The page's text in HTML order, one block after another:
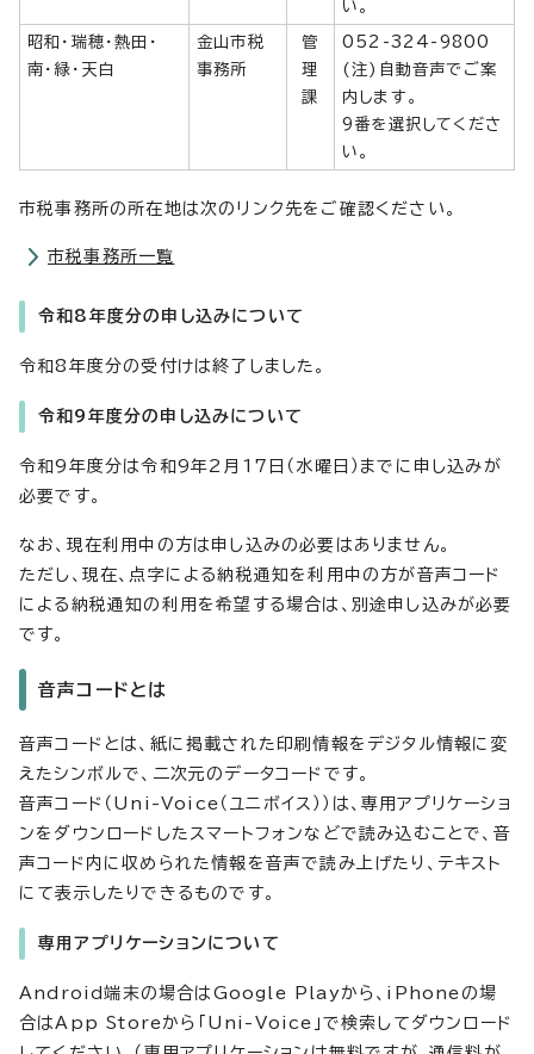
い。
昭和・瑞穂・熱田・
南・緑・天白
金山市税
事務所
管
理
課
052-324-9800
(注)自動音声でご案
内します。
9番を選択してくださ
い。
市税事務所の所在地は次のリンク先をご確認ください。
市税事務所一覧
令和8年度分の申し込みについて
令和8年度分の受付けは終了しました。
令和9年度分の申し込みについて
令和9年度分は令和9年2月17日（水曜日）までに申し込みが
必要です。
なお、現在利用中の方は申し込みの必要はありません。
ただし、現在、点字による納税通知を利用中の方が音声コード
による納税通知の利用を希望する場合は、別途申し込みが必要
です。
音声コードとは
音声コードとは、紙に掲載された印刷情報をデジタル情報に変
えたシンボルで、二次元のデータコードです。
音声コード（Uni-Voice（ユニボイス））は、専用アプリケーショ
ンをダウンロードしたスマートフォンなどで読み込むことで、音
声コード内に収められた情報を音声で読み上げたり、テキスト
にて表示したりできるものです。
専用アプリケーションについて
Android端末の場合はGoogle Playから、iPhoneの場
合はApp Storeから「Uni-Voice」で検索してダウンロード